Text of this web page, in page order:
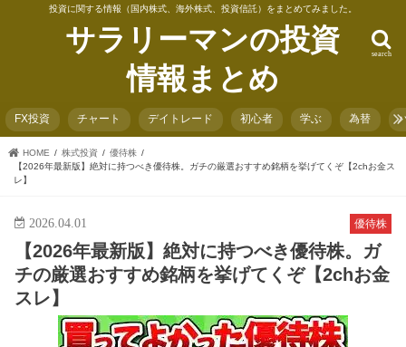
投資に関する情報（国内株式、海外株式、投資信託）をまとめてみました。
サラリーマンの投資
情報まとめ
search
FX投資 チャート デイトレード 初心者 学ぶ 為替
HOME 株式投資
優待株
【2026年最新版】絶対に持つべき優待株。ガチの厳選おすすめ銘柄を挙げてくぞ【2chお金ス
レ】
優待株
2026.04.01
【2026年最新版】絶対に持つべき優待株。ガ
チの厳選おすすめ銘柄を挙げてくぞ【2chお金
スレ】